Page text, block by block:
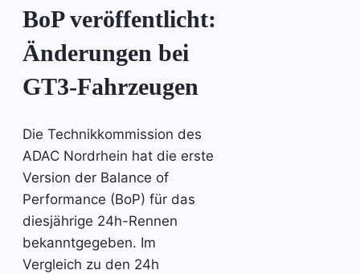
BoP veröffentlicht:
Änderungen bei
GT3-Fahrzeugen
Die Technikkommission des
ADAC Nordrhein hat die erste
Version der Balance of
Performance (BoP) für das
diesjährige 24h-Rennen
bekanntgegeben. Im
Vergleich zu den 24h